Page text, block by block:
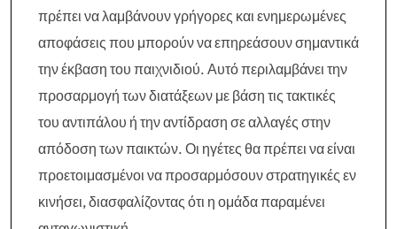
πρέπει να λαμβάνουν γρήγορες και ενημερωμένες
αποφάσεις που μπορούν να επηρεάσουν σημαντικά
την έκβαση του παιχνιδιού. Αυτό περιλαμβάνει την
προσαρμογή των διατάξεων με βάση τις τακτικές
του αντιπάλου ή την αντίδραση σε αλλαγές στην
απόδοση των παικτών. Οι ηγέτες θα πρέπει να είναι
προετοιμασμένοι να προσαρμόσουν στρατηγικές εν
κινήσει, διασφαλίζοντας ότι η ομάδα παραμένει